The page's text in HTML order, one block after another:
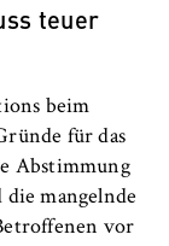
teuer
für das
Abstimmung
die mangelnde
vor